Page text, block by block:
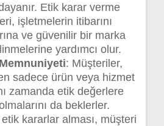
Etik karar verme
işletmelerin itibarını
ve güvenilir bir marka
yardımcı olur.
: Müşteriler,
sadece ürün veya hizmet
zamanda etik değerlere
da beklerler.
kararlar alması, müşteri